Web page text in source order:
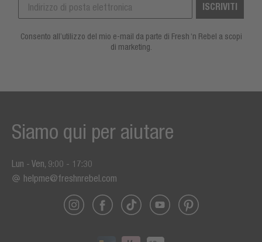
ISCRIVITI
Consento all’utilizzo del mio e-mail da parte di Fresh ‘n Rebel a scopi
di marketing.
Siamo qui per aiutare
Lun - Ven, 9:00 - 17:30
helpme@freshnrebel.com